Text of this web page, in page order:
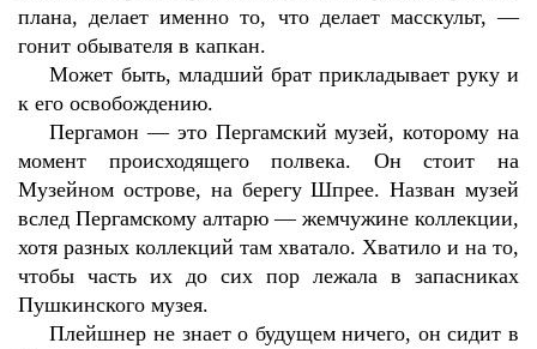
плана, делает именно то, что делает масскульт, —
гонит обывателя в капкан.
Может быть, младший брат прикладывает руку и
к его освобождению.
Пергамон — это Пергамский музей, которому на
момент происходящего полвека. Он стоит на
Музейном острове, на берегу Шпрее. Назван музей
вслед Пергамскому алтарю — жемчужине коллекции,
хотя разных коллекций там хватало. Хватило и на то,
чтобы часть их до сих пор лежала в запасниках
Пушкинского музея.
Плейшнер не знает о будущем ничего, он сидит в